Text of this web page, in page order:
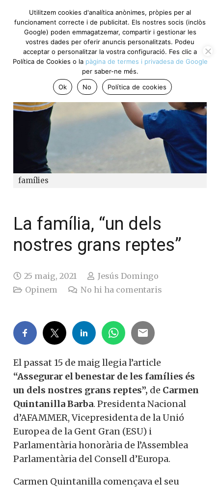
famílies
La família, “un dels
nostres grans reptes”
25 maig, 2021
Jesús Domingo
Opinem
No hi ha comentaris
El passat 15 de maig llegia l’article
“Assegurar el benestar de les famílies és
un dels nostres grans reptes”, de Carmen
Quintanilla Barba. Presidenta Nacional
d’AFAMMER, Vicepresidenta de la Unió
Europea de la Gent Gran (ESU) i
Parlamentària honorària de l’Assemblea
Parlamentària del Consell d’Europa.
Carmen Quintanilla començava el seu
Utilitzem cookies d'analítica anònimes, pròpies per al
funcionament correcte i de publicitat. Els nostres socis (inclòs
Google) poden emmagatzemar, compartir i gestionar les
vostres dades per oferir anuncis personalitzats. Podeu
acceptar o personalitzar la vostra configuració. Fes clic a
Política de Cookies o la pàgina de termes i privadesa de Google
per saber-ne més.
Ok
No Política de cookies